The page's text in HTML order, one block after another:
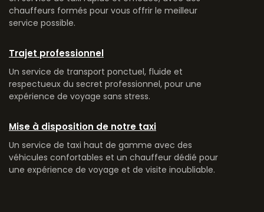
chauffeurs formés pour vous offrir le meilleur
service possible.
Trajet professionnel
Un service de transport ponctuel, fluide et
respectueux du secret professionnel, pour une
expérience de voyage sans stress.
Mise à disposition de notre taxi
Un service de taxi haut de gamme avec des
véhicules confortables et un chauffeur dédié pour
une expérience de voyage et de visite inoubliable.